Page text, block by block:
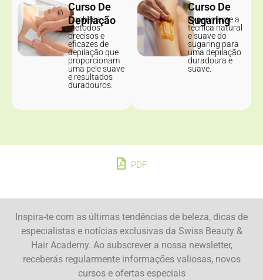
Curso De
Depilação
Conheça
métodos
precisos e
eficazes de
depilação que
proporcionam
uma pele suave
e resultados
duradouros.
Curso De
Sugaring
Experimente a
técnica natural
e suave do
sugaring para
uma depilação
duradoura e
suave.
PDF
Inspira-te com as últimas tendências de beleza, dicas de
especialistas e notícias exclusivas da Swiss Beauty &
Hair Academy. Ao subscrever a nossa newsletter,
receberás regularmente informações valiosas, novos
cursos e ofertas especiais